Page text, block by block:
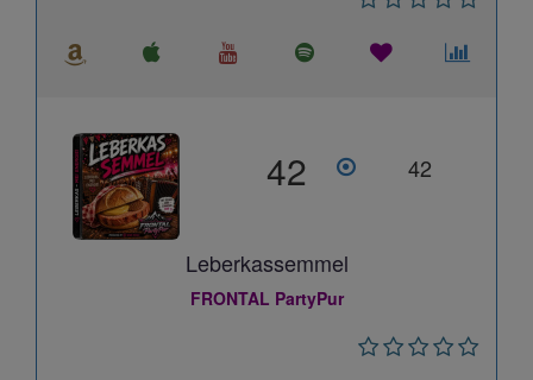
42 42
Leberkassemmel
FRONTAL PartyPur